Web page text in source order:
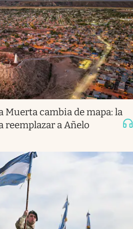
Muerta cambia de mapa: la
reemplazar a Añelo